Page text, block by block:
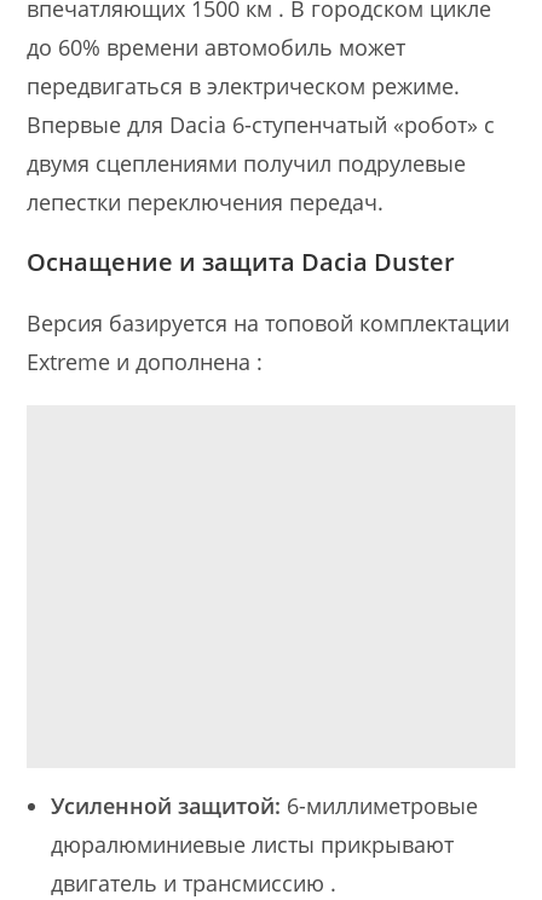
впечатляющих 1500 км . В городском цикле
до 60% времени автомобиль может
передвигаться в электрическом режиме.
Впервые для Dacia 6-ступенчатый «робот» с
двумя сцеплениями получил подрулевые
лепестки переключения передач.
Оснащение и защита Dacia Duster
Версия базируется на топовой комплектации
Extreme и дополнена :
Усиленной защитой: 6-миллиметровые
дюралюминиевые листы прикрывают
двигатель и трансмиссию .